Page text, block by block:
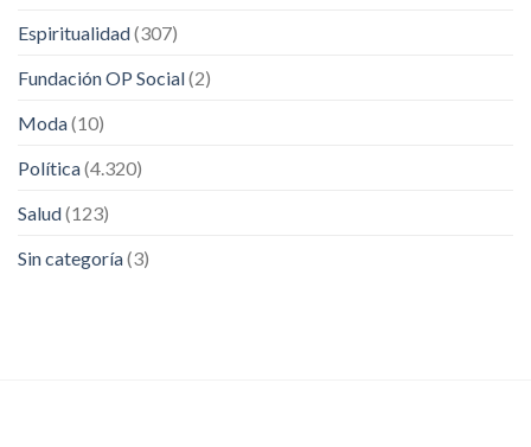
Espiritualidad(307)
Fundación OP Social(2)
Moda(10)
Política(4.320)
Salud(123)
Sin categoría(3)